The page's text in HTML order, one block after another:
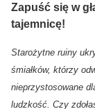
Zapuść się w
tajemnicę!
Starożytne ruiny
śmiałków, którzy
nieprzystosowane
ludzkość. Czy